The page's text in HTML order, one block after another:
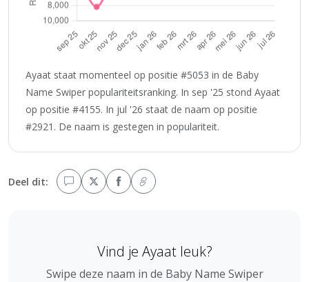
Ayaat staat momenteel op positie #5053 in de Baby
Name Swiper populariteitsranking. In sep '25 stond Ayaat
op positie #4155. In jul '26 staat de naam op positie
#2921. De naam is gestegen in populariteit.
Deel dit:
Vind je Ayaat leuk?
Swipe deze naam in de Baby Name Swiper